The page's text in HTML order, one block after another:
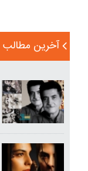
آخرین مطالب